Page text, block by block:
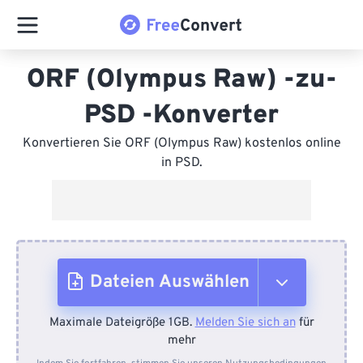
ORF (Olympus Raw) -zu-
PSD -Konverter
Konvertieren Sie ORF (Olympus Raw) kostenlos online
in PSD.
Dateien Auswählen
Vom Gerät
Maximale Dateigröße 1GB.Melden Sie sich anfür
mehr